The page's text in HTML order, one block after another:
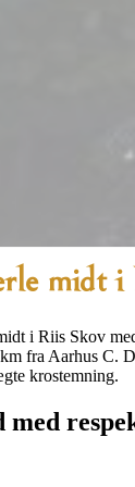
midt i
i Riis Skov
fra Aarhus C.
krostemning.
med